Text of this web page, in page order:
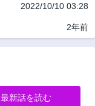
2022/10/10 03:28
2年前
最新話を読む